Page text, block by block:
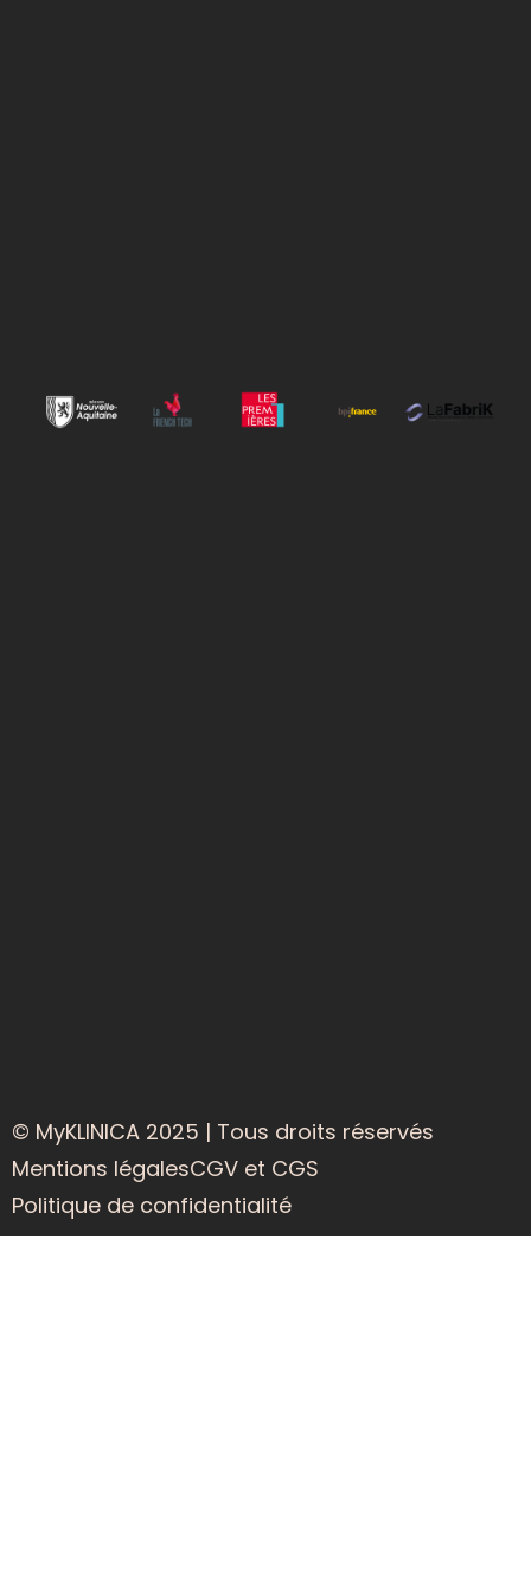
© MyKLINICA 2025 | Tous droits réservés
Mentions légalesCGV et CGS
Politique de confidentialité